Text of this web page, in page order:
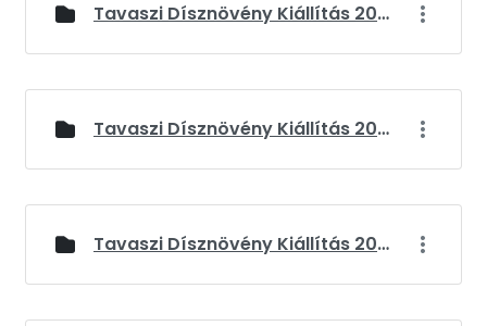
Tavaszi Dísznövény Kiállítás 2024
Tavaszi Dísznövény Kiállítás 2025
Tavaszi Dísznövény Kiállítás 2026